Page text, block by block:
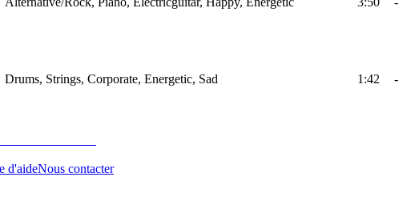
Drums, Strings, Corporate, Energetic, Sad 1:42 -
d'aideNous contacter